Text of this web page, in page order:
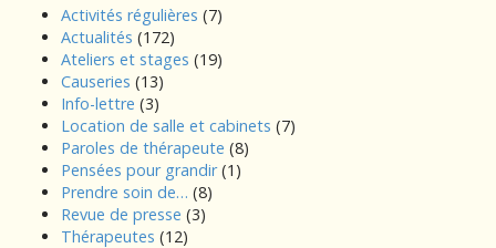
Activités régulières (7)
Actualités (172)
Ateliers et stages (19)
Causeries (13)
Info-lettre (3)
Location de salle et cabinets (7)
Paroles de thérapeute (8)
Pensées pour grandir(1)
Prendre soin de… (8)
Revue de presse (3)
Thérapeutes (12)